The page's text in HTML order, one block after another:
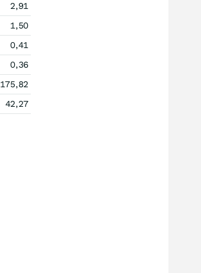
2,91
1,50
0,41
0,36
175,82
42,27